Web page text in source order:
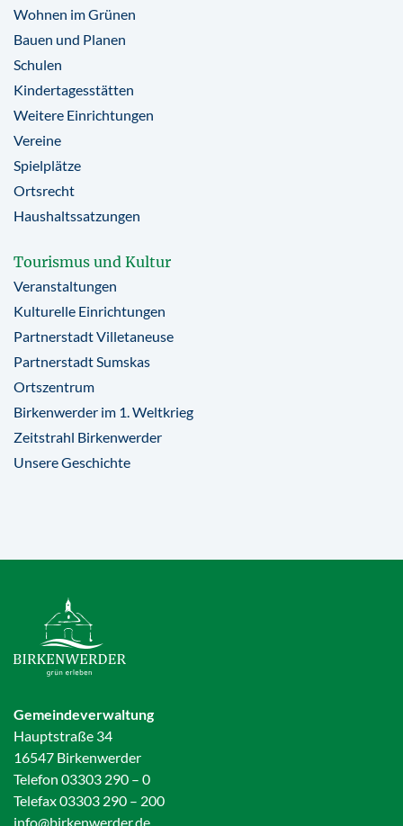
Wohnen im Grünen
Bauen und Planen
Schulen
Kindertagesstätten
Weitere Einrichtungen
Vereine
Spielplätze
Ortsrecht
Haushaltssatzungen
Tourismus und Kultur
Veranstaltungen
Kulturelle Einrichtungen
Partnerstadt Villetaneuse
Partnerstadt Sumskas
Ortszentrum
Birkenwerder im 1. Weltkrieg
Zeitstrahl Birkenwerder
Unsere Geschichte
Gemeindeverwaltung
Hauptstraße 34
16547 Birkenwerder
Telefon 03303 290 – 0
Telefax 03303 290 – 200
info@birkenwerder.de